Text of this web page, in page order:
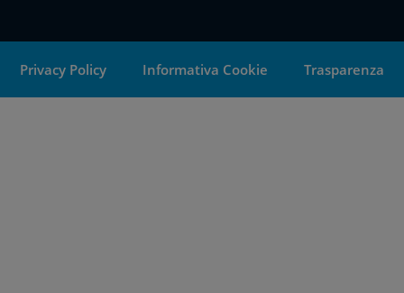
Privacy Policy Informativa Cookie Trasparenza